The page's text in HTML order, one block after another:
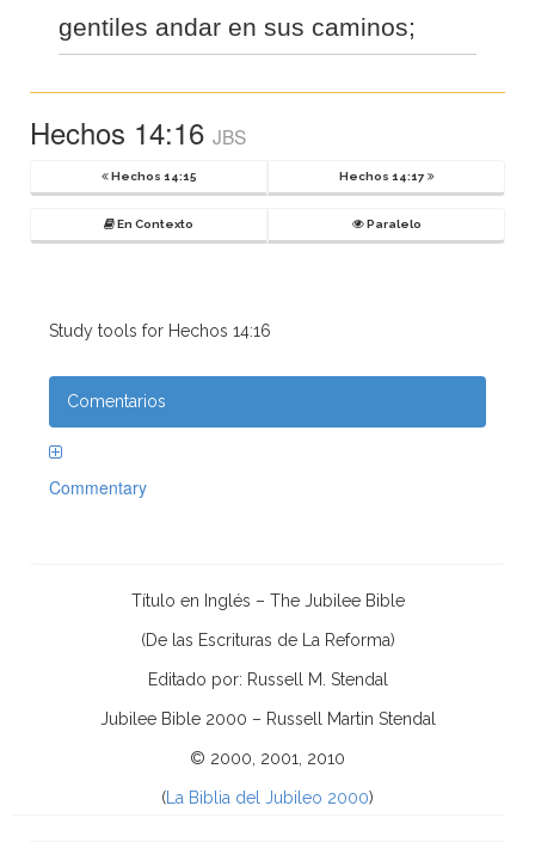
gentiles andar en sus caminos;
Hechos 14:16 JBS
Hechos 14:15 Hechos 14:17
En Contexto Paralelo
Study tools for Hechos 14:16
Comentarios
Commentary
Título en Inglés – The Jubilee Bible
(De las Escrituras de La Reforma)
Editado por: Russell M. Stendal
Jubilee Bible 2000 – Russell Martin Stendal
© 2000, 2001, 2010
( La Biblia del Jubileo 2000)